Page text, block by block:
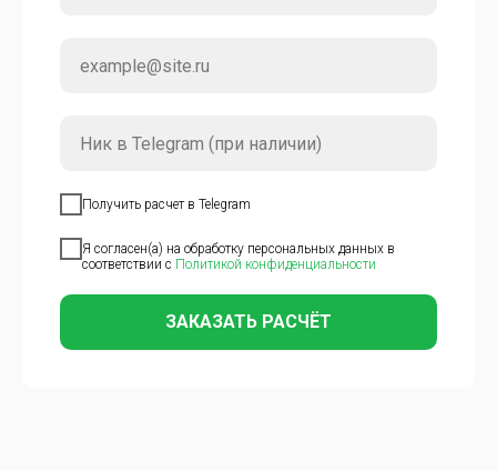
Получить расчет в Telegram
Я согласен(а) на обработку персональных данных в
соответствии с Политикой конфиденциальности
ЗАКАЗАТЬ РАСЧЁТ